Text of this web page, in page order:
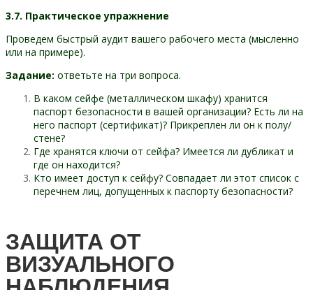
3.7. Практическое упражнение
Проведем быстрый аудит вашего рабочего места (мысленно
или на примере).
Задание: ответьте на три вопроса.
В каком сейфе (металлическом шкафу) хранится
паспорт безопасности в вашей организации? Есть ли на
него паспорт (сертификат)? Прикреплен ли он к полу/
стене?
Где хранятся ключи от сейфа? Имеется ли дубликат и
где он находится?
Кто имеет доступ к сейфу? Совпадает ли этот список с
перечнем лиц, допущенных к паспорту безопасности?
ЗАЩИТА ОТ
ВИЗУАЛЬНОГО